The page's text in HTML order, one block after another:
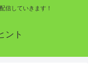
信していきます！
ント